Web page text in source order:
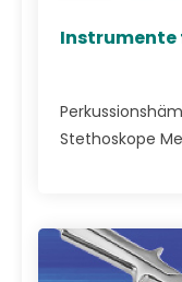
Instrumente
Stethoskope